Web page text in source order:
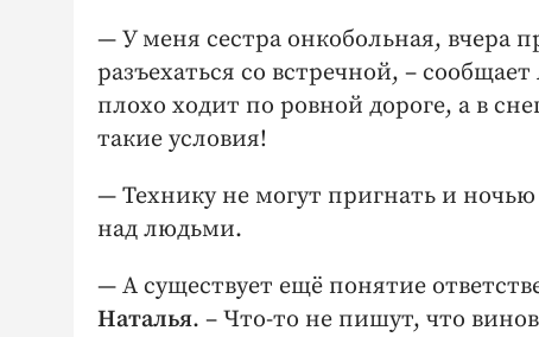
— У меня сестра онкобольная, вчера
разъехаться со встречной, – сообщает
плохо ходит по ровной дороге, а в
такие условия!
— Технику не могут пригнать и
над людьми.
— А существует ещё понятие
Наталья. – Что-то не пишут, что